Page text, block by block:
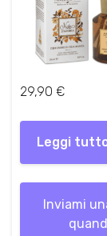
29,90 €
Leggi
Inviami